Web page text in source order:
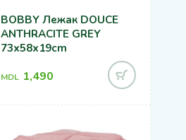
BOBBY Лежак DOUCE
ANTHRACITE GREY
73x58x19cm
MDL 1,490